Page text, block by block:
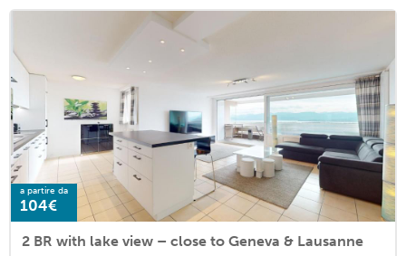
a partire da
104€
2 BR with lake view – close to Geneva & Lausanne